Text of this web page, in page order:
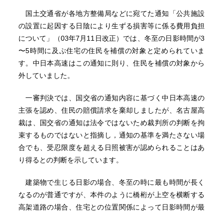
国土交通省が各地方整備局などに宛てた通知「公共施設
の設置に起因する日陰により生ずる損害等に係る費用負担
について」（03年7月11日改正）では、冬至の日影時間が3
〜5時間に及ぶ住宅の住民を補償の対象と定められていま
す。中日本高速はこの通知に則り、住民を補償の対象から
外していました。
一審判決では、国交省の通知内容に基づく中日本高速の
主張を認め、住民の賠償請求を棄却しましたが、名古屋高
裁は、国交省の通知は法令ではないため裁判所の判断を拘
束するものではないと指摘し，通知の基準を満たさない場
合でも、受忍限度を超える日照被害が認められることはあ
り得るとの判断を示しています。
建築物で生じる日影の場合、冬至の時に最も時間が長く
なるのが普通ですが、本件のように橋桁が上空を横断する
高架道路の場合、住宅との位置関係によって日影時間が最